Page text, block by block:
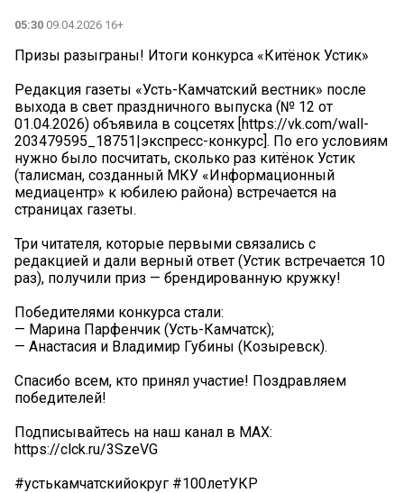
05:30 09.04.2026 16+
Призы разыграны! Итоги конкурса «Китёнок Устик»
Редакция газеты «Усть-Камчатский вестник» после
выхода в свет праздничного выпуска (№ 12 от
01.04.2026) объявила в соцсетях [https://vk.com/wall-
203479595_18751|экспресс-конкурс]. По его условиям
нужно было посчитать, сколько раз китёнок Устик
(талисман, созданный МКУ «Информационный
медиацентр» к юбилею района) встречается на
страницах газеты.
Три читателя, которые первыми связались с
редакцией и дали верный ответ (Устик встречается 10
раз), получили приз — брендированную кружку!
Победителями конкурса стали:
— Марина Парфенчик (Усть-Камчатск);
— Анастасия и Владимир Губины (Козыревск).
Спасибо всем, кто принял участие! Поздравляем
победителей!
Подписывайтесь на наш канал в MAX:
https://clck.ru/3SzeVG
#устькамчатскийокруг #100летУКР